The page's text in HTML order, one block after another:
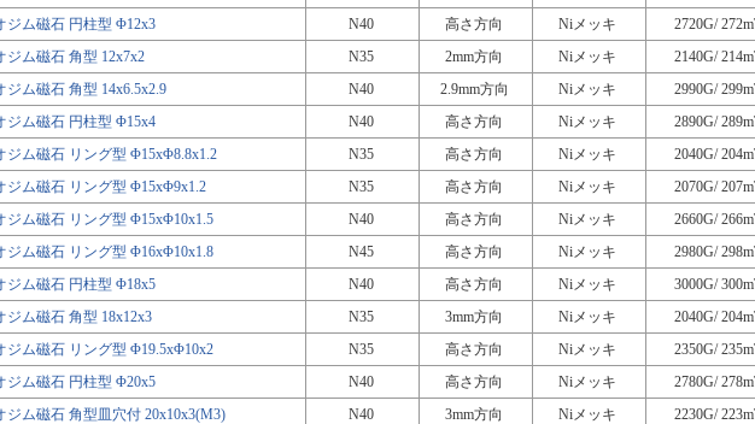
ジム磁石 円柱型 Φ12x3 N40 高さ方向 Niメッキ
2720G/
ジム磁石 角型 12x7x2 N35 2mm方向 Niメッキ
2140G/
ジム磁石 角型 14x6.5x2.9 N40 2.9mm方向 Niメッキ
2990G/
ジム磁石 円柱型 Φ15x4 N40 高さ方向 Niメッキ
2890G/
ジム磁石 リング型 Φ15xΦ8.8x1.2 N35 高さ方向 Niメッキ
2040G/
ジム磁石 リング型 Φ15xΦ9x1.2 N35 高さ方向 Niメッキ
2070G/
ジム磁石 リング型 Φ15xΦ10x1.5 N40 高さ方向 Niメッキ
2660G/
ジム磁石 リング型 Φ16xΦ10x1.8 N45 高さ方向 Niメッキ
2980G/
ジム磁石 円柱型 Φ18x5 N40 高さ方向 Niメッキ
3000G/
ジム磁石 角型 18x12x3 N35 3mm方向 Niメッキ
2040G/
ジム磁石 リング型 Φ19.5xΦ10x2 N35 高さ方向 Niメッキ
2350G/
ジム磁石 円柱型 Φ20x5 N40 高さ方向 Niメッキ
2780G/
ジム磁石 角型皿穴付 20x10x3(M3) N40 3mm方向 Niメッキ
2230G/